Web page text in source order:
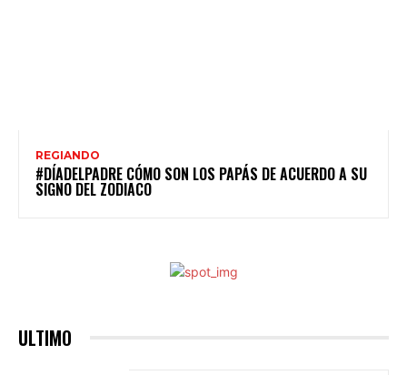
REGIANDO
#DÍADELPADRE CÓMO SON LOS PAPÁS DE ACUERDO A SU
SIGNO DEL ZODIACO
ULTIMO